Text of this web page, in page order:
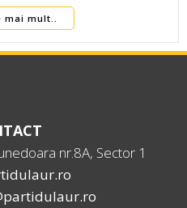
mai mult..
nr.8A, Sector 1